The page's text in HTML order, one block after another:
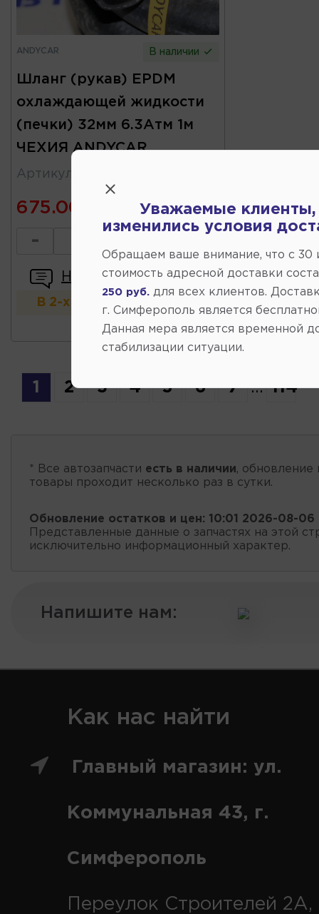
ANDYCAR В наличии
Шланг (рукав) EPDM
охлаждающей жидкости
(печки) 32мм 6.3Атм 1м
ЧЕХИЯ ANDYCAR
Артикул
675.00
-
Написать отзыв
В 2-х и более магазинах
1 2 3 4 5 6 7 ... 114
* Все автозапчасти есть в наличии, обновление
товары проходит несколько раз в сутки.
Обновление остатков и цен: 10:01 2026-08-06
Представленные данные о запчастях на этой
исключительно информационный характер.
Напишите нам:
Как нас найти
Главный магазин: ул.
Коммунальная 43, г.
Симферополь
Переулок Строителей 2А,
Уважаемые клиенты,
изменились условия
Обращаем ваше внимание, что c 30
стоимость адресной доставки
250 руб. для всех клиентов.
г. Симферополь является
Данная мера является временной
стабилизации ситуации.